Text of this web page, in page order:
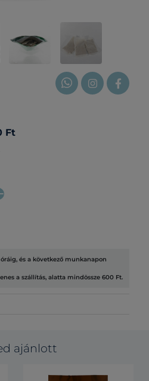
Ft
és a következő munkanapon
a szállítás, alatta mindössze 600 Ft.
ajánlott